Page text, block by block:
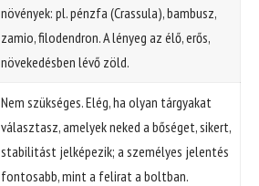
növények: pl. pénzfa (Crassula), bambusz,
zamio, filodendron. A lényeg az élő, erős,
növekedésben lévő zöld.
Nem szükséges. Elég, ha olyan tárgyakat
választasz, amelyek neked a bőséget, sikert,
stabilitást jelképezik; a személyes jelentés
fontosabb, mint a felirat a boltban.